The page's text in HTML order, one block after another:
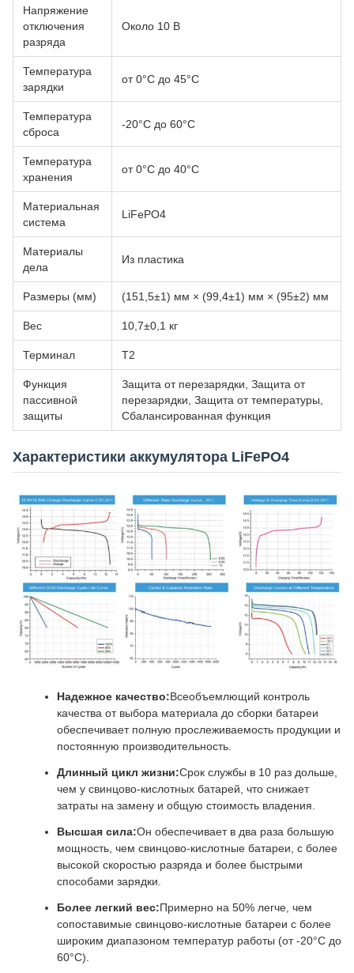
Напряжение
отключения
разряда
Около 10 В
Температура
зарядки
от 0°C до 45°C
Температура
сброса
-20°C до 60°C
Температура
хранения
от 0°C до 40°C
Материальная
система
LiFePO4
Материалы
дела
Из пластика
Размеры (мм) (151,5±1) мм × (99,4±1) мм × (95±2) мм
Вес 10,7±0,1 кг
Терминал Т2
Функция
пассивной
защиты
Защита от перезарядки, Защита от
перезарядки, Защита от температуры,
Сбалансированная функция
Характеристики аккумулятора LiFePO4
Надежное качество:Всеобъемлющий контроль
качества от выбора материала до сборки батареи
обеспечивает полную прослеживаемость продукции и
постоянную производительность.
Длинный цикл жизни:Срок службы в 10 раз дольше,
чем у свинцово-кислотных батарей, что снижает
затраты на замену и общую стоимость владения.
Высшая сила:Он обеспечивает в два раза большую
мощность, чем свинцово-кислотные батареи, с более
высокой скоростью разряда и более быстрыми
способами зарядки.
Более легкий вес:Примерно на 50% легче, чем
сопоставимые свинцово-кислотные батареи с более
широким диапазоном температур работы (от -20°C до
60°C).